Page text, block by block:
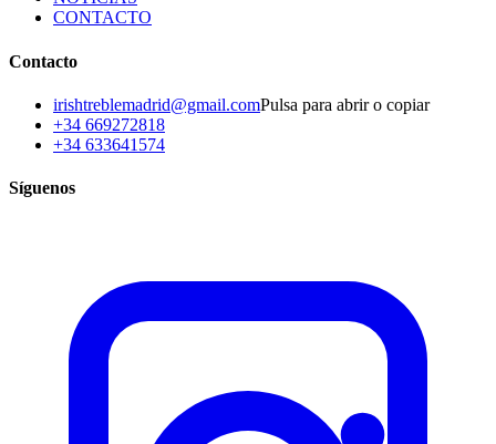
CONTACTO
Contacto
irishtreblemadrid@gmail.comPulsa para abrir o copiar
+34 669272818
+34 633641574
Síguenos